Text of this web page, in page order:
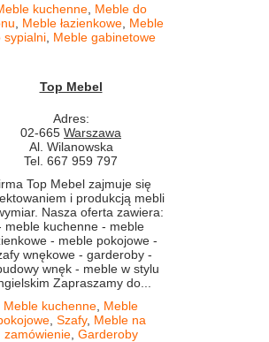
kuchenne Meble do
Meble łazienkowe Meble
sypialni, Meble gabinetowe
Top Mebel
Adres:
02-665 Warszawa
Al. Wilanowska
Tel. 667 959 797
Top Mebel zajmuje się
i produkcją mebli
Nasza oferta zawiera:
meble kuchenne - meble
- meble pokojowe -
wnękowe - garderoby -
wnęk - meble w stylu
Zapraszamy do...
Meble kuchenne Meble
, Szafy, Meble na
zamówienie, Garderoby